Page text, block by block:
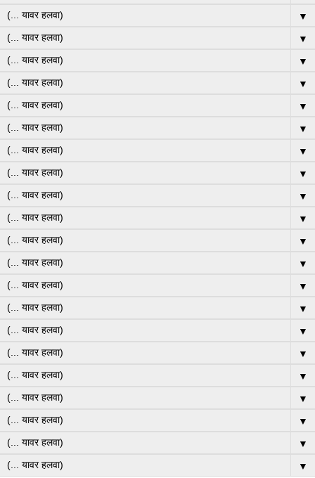
▼
▼
▼
▼
▼
▼
▼
▼
▼
▼
▼
▼
▼
▼
▼
▼
▼
▼
▼
▼
▼